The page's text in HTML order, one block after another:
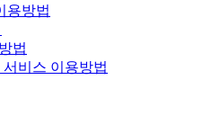
용방법
법
비스 이용방법